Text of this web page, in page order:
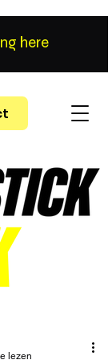
here
lezen